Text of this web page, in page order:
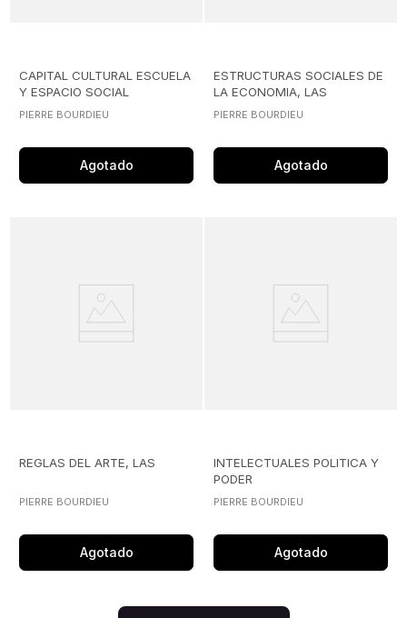
CAPITAL CULTURAL ESCUELA
Y ESPACIO SOCIAL
PIERRE BOURDIEU
Agotado
ESTRUCTURAS SOCIALES DE
LA ECONOMIA, LAS
PIERRE BOURDIEU
Agotado
REGLAS DEL ARTE, LAS
PIERRE BOURDIEU
Agotado
INTELECTUALES POLITICA Y
PODER
PIERRE BOURDIEU
Agotado